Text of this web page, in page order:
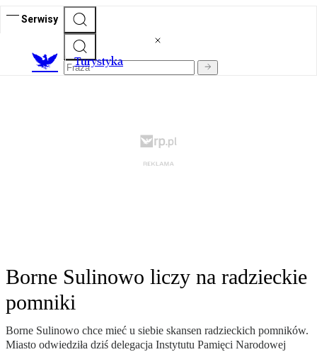
Serwisy
Turystyka
Borne Sulinowo liczy na radzieckie
pomniki
Borne Sulinowo chce mieć u siebie skansen radzieckich pomników.
Miasto odwiedziła dziś delegacja Instytutu Pamięci Narodowej